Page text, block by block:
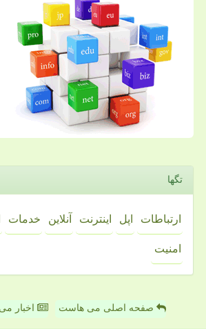
تگها
ارتباطات اپل اینترنت آنلاین خدمات
امنیت
صفحه اصلی می هاست اخبار